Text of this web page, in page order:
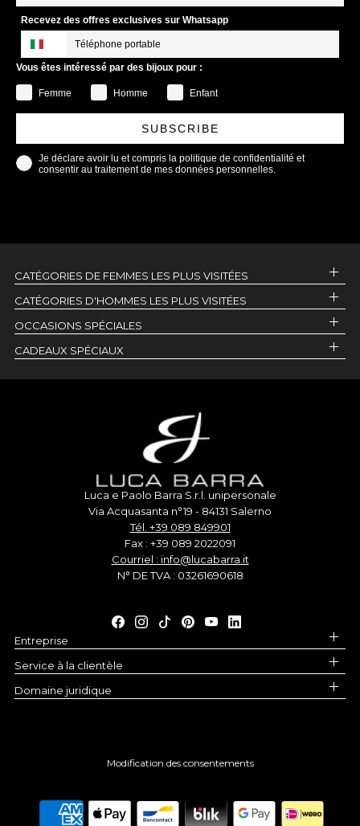
Recevez des offres exclusives sur Whatsapp
Vous êtes intéressé par des bijoux pour :
Femme Homme Enfant
SUBSCRIBE
Je déclare avoir lu et compris la politique de confidentialité et
consentir au traitement de mes données personnelles.
CATÉGORIES DE FEMMES LES PLUS VISITÉES
CATÉGORIES D'HOMMES LES PLUS VISITÉES
OCCASIONS SPÉCIALES
CADEAUX SPÉCIAUX
Luca e Paolo Barra S.r.l. unipersonale
Via Acquasanta n°19 - 84131 Salerno
Tél. +39 089 849901
Fax : +39 089 2022091
Courriel : info@lucabarra.it
N° DE TVA : 03261690618
Entreprise
Service à la clientèle
Domaine juridique
Modification des consentements